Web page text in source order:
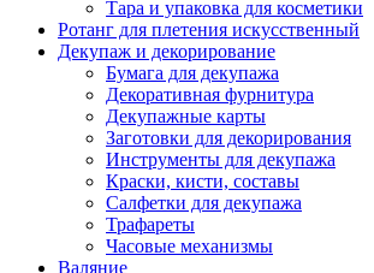
Тара и упаковка для косметики
Ротанг для плетения искусственный
Декупаж и декорирование
Бумага для декупажа
Декоративная фурнитура
Декупажные карты
Заготовки для декорирования
Инструменты для декупажа
Краски, кисти, составы
Салфетки для декупажа
Трафареты
Часовые механизмы
Валяние